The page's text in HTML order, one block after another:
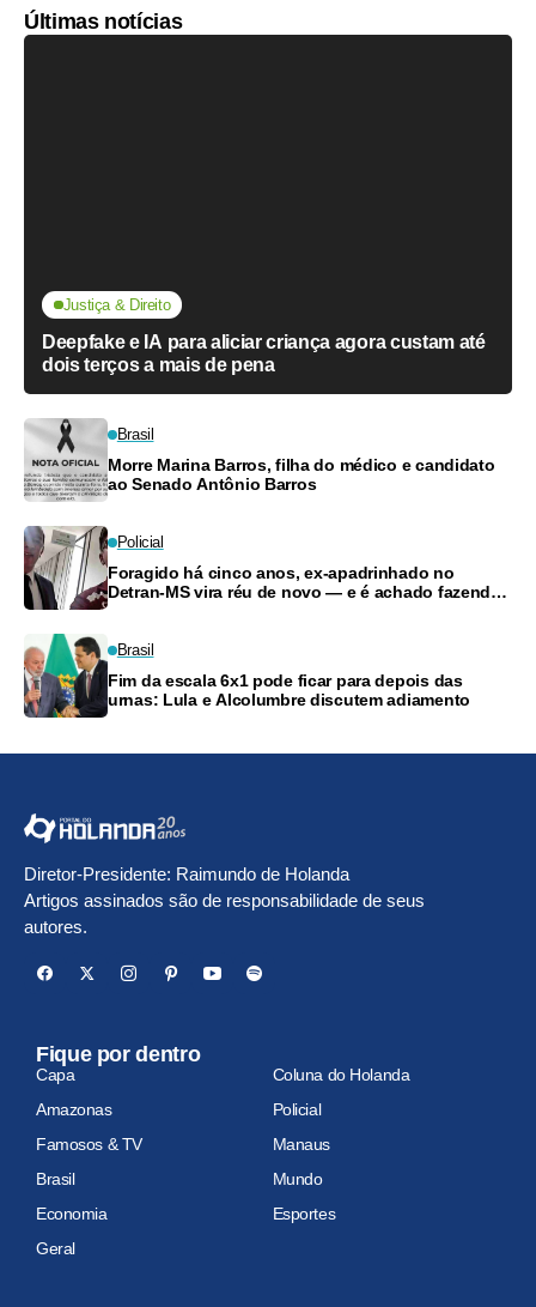
Últimas notícias
Justiça & Direito
Deepfake e IA para aliciar criança agora custam até
dois terços a mais de pena
Brasil
Morre Marina Barros, filha do médico e candidato
ao Senado Antônio Barros
Policial
Foragido há cinco anos, ex-apadrinhado no
Detran-MS vira réu de novo — e é achado fazendo
Brasil
Fim da escala 6x1 pode ficar para depois das
urnas: Lula e Alcolumbre discutem adiamento
Diretor-Presidente: Raimundo de Holanda
Artigos assinados são de responsabilidade de seus
autores.
Fique por dentro
Capa
Coluna do Holanda
Amazonas
Policial
Famosos & TV
Manaus
Brasil
Mundo
Economia
Esportes
Geral